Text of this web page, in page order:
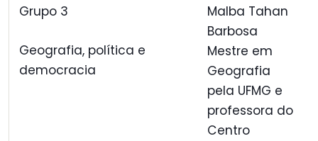
Grupo 3
Geografia, política e
democracia
Malba Tahan
Barbosa
Mestre em
Geografia
pela UFMG e
professora do
Centro